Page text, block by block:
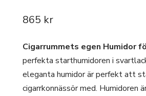
865 kr
Cigarrummets egen Humidor
perfekta starthumidoren i
eleganta humidor är perfekt att
cigarrkonnässör med. Humidoren